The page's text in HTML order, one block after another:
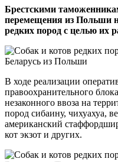
Брестскими
перемещения из Польши
редких пород с целью их
В ходе реализации
правоохранительного
незаконного ввоза на
пород сибаину, чихуахуа,
американский
кот экзот и других.